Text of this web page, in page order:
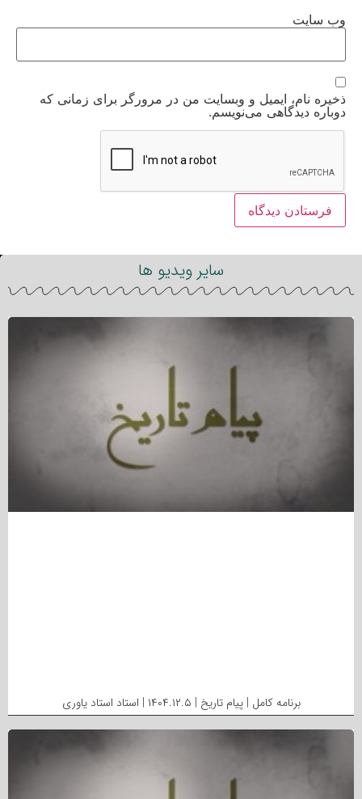
وب‌ سایت
ذخیره نام، ایمیل و وبسایت من در مرورگر برای زمانی که
دوباره دیدگاهی می‌نویسم.
سایر ویدیو ها
برنامه کامل | پیام تاریخ | ۱۴۰۴.۱۲.۵ | استاد استاد یاوری